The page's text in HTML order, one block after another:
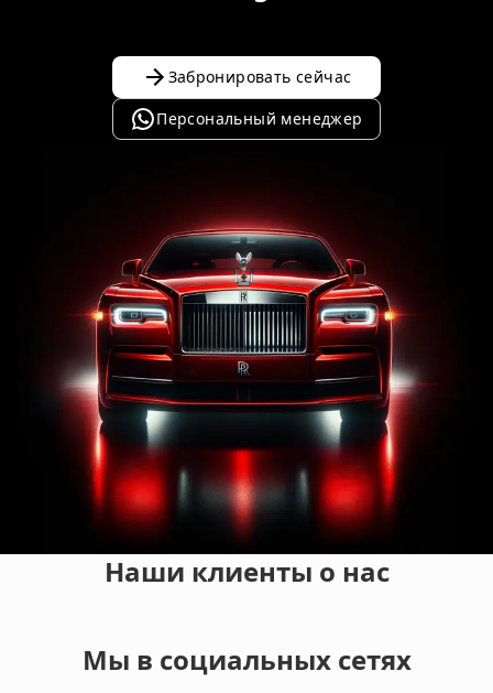
Забронировать сейчас
Персональный менеджер
Наши клиенты о нас
Мы в социальных сетях